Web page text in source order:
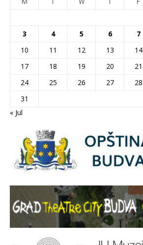
3
4 5 6 7
10
11 12 13 14
17
18 19 20 21
24
25 26 27 28
31
« Jul